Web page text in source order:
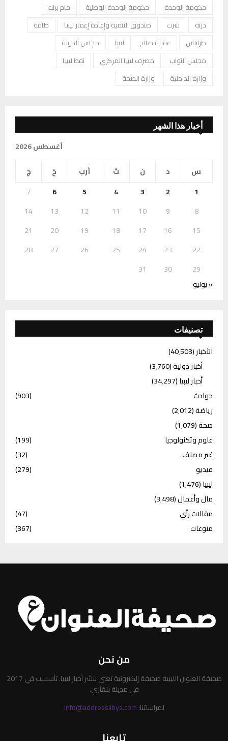
حكومة الوحدة
حكومة الوحدة الوطنية
خام برنت
درنة
سرت صندوق التنمية وإعادة إعمار ليبيا
طاقة
طرابلس
عقيلة صالح ليبيا
مجلس الدولة
مجلس النواب
مصرف ليبيا المركزي
نفط ليبيا
وزارة الداخلية
وزارة الصحة
أخبار هذا الشهر
أغسطس 2026
س
د ن ث أرب خ
ج
1
2
3
4
5
6
7
8
9
10
11
12
13
14
15
16
17
18
19
20
21
22
23
24
25
26
27
28
29
30
31
« يوليو
تصنيفات
الأخبار(40٬503)
أخبار دولية(3٬760)
أخبار ليبيا(34٬297)
حوادث
(903)
رياضة(2٬012)
صحة(1٬079)
علوم وتكنولوجيا
(199)
غير مصنف
(32)
فيديو
(279)
ليبيا(1٬476)
مال وأعمال(3٬498)
مقالات رأي
(47)
منوعات
(367)
من نحن
صحيفة العنوان الليبية صحيفة إلكترونية تعني بنشر أخبار ليبيا. تأسست في 2017
في مدينة بنغازي.
لمراسلتنا:info@addresslibya.com
تابعنا